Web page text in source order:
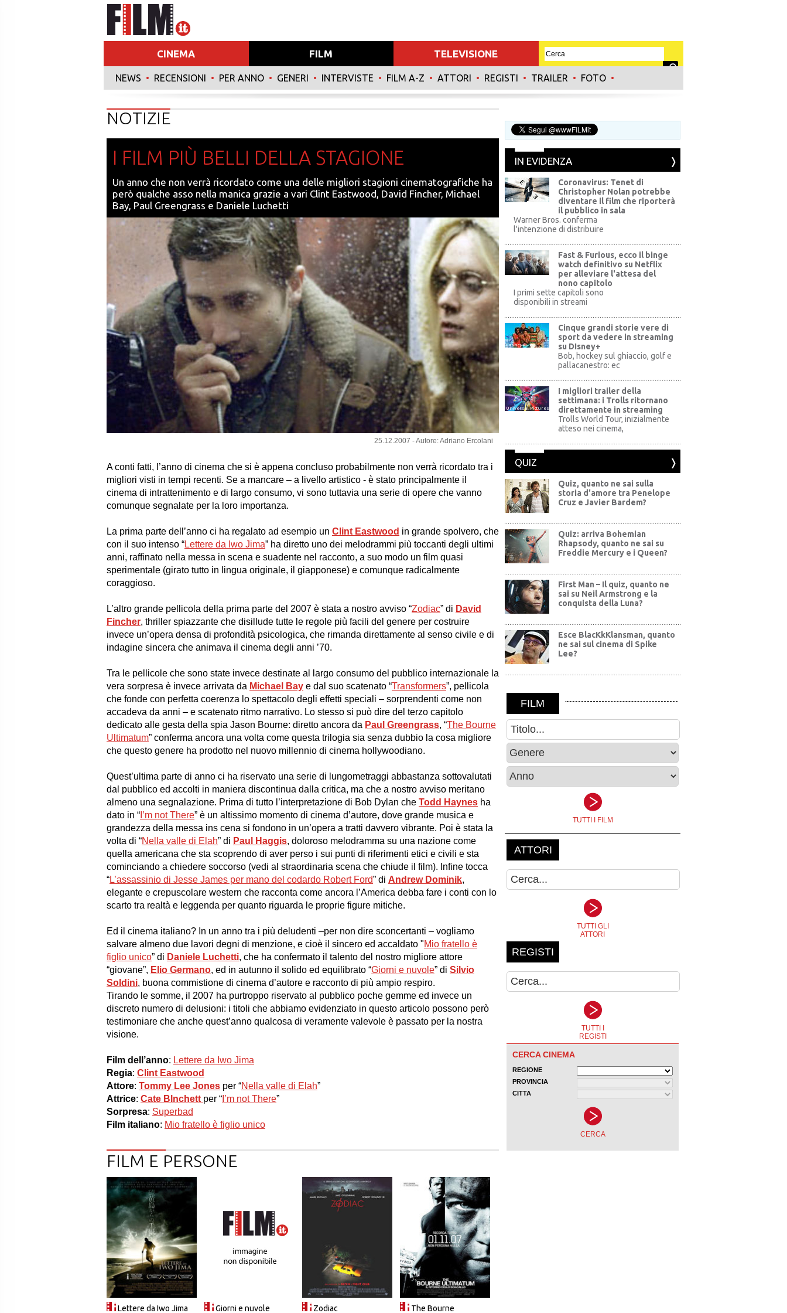
CINEMA FILM TELEVISIONE
NEWS • RECENSIONI • PER ANNO • GENERI • INTERVISTE • FILM A-Z • ATTORI • REGISTI • TRAILER • FOTO •
NOTIZIE
I FILM PIÙ BELLI DELLA STAGIONE
Un anno che non verrà ricordato come una delle migliori stagioni cinematografiche ha
però qualche asso nella manica grazie a vari Clint Eastwood, David Fincher, Michael
Bay, Paul Greengrass e Daniele Luchetti
25.12.2007 - Autore: Adriano Ercolani
A conti fatti, l’anno di cinema che si è appena concluso probabilmente non verrà ricordato tra i
migliori visti in tempi recenti. Se a mancare – a livello artistico - è stato principalmente il
cinema di intrattenimento e di largo consumo, vi sono tuttavia una serie di opere che vanno
comunque segnalate per la loro importanza.
La prima parte dell’anno ci ha regalato ad esempio un Clint Eastwood in grande spolvero, che
con il suo intenso “Lettere da Iwo Jima” ha diretto uno dei melodrammi più toccanti degli ultimi
anni, raffinato nella messa in scena e suadente nel racconto, a suo modo un film quasi
sperimentale (girato tutto in lingua originale, il giapponese) e comunque radicalmente
coraggioso.
L’altro grande pellicola della prima parte del 2007 è stata a nostro avviso “Zodiac” di David
Fincher, thriller spiazzante che disillude tutte le regole più facili del genere per costruire
invece un’opera densa di profondità psicologica, che rimanda direttamente al senso civile e di
indagine sincera che animava il cinema degli anni ’70.
Tra le pellicole che sono state invece destinate al largo consumo del pubblico internazionale la
vera sorpresa è invece arrivata da Michael Bay e dal suo scatenato “Transformers”, pellicola
che fonde con perfetta coerenza lo spettacolo degli effetti speciali – sorprendenti come non
accadeva da anni – e scatenato ritmo narrativo. Lo stesso si può dire del terzo capitolo
dedicato alle gesta della spia Jason Bourne: diretto ancora da Paul Greengrass, “The Bourne
Ultimatum” conferma ancora una volta come questa trilogia sia senza dubbio la cosa migliore
che questo genere ha prodotto nel nuovo millennio di cinema hollywoodiano.
Quest’ultima parte di anno ci ha riservato una serie di lungometraggi abbastanza sottovalutati
dal pubblico ed accolti in maniera discontinua dalla critica, ma che a nostro avviso meritano
almeno una segnalazione. Prima di tutto l’interpretazione di Bob Dylan che Todd Haynes ha
dato in “ I’m not There” è un altissimo momento di cinema d’autore, dove grande musica e
grandezza della messa ins cena si fondono in un’opera a tratti davvero vibrante. Poi è stata la
volta di “Nella valle di Elah” di Paul Haggis, doloroso melodramma su una nazione come
quella americana che sta scoprendo di aver perso i sui punti di riferimenti etici e civili e sta
cominciando a chiedere soccorso (vedi al straordinaria scena che chiude il film). Infine tocca
“L’assassinio di Jesse James per mano del codardo Robert Ford” di Andrew Dominik,
elegante e crepuscolare western che racconta come ancora l’America debba fare i conti con lo
scarto tra realtà e leggenda per quanto riguarda le proprie figure mitiche.
Ed il cinema italiano? In un anno tra i più deludenti –per non dire sconcertanti – vogliamo
salvare almeno due lavori degni di menzione, e cioè il sincero ed accaldato "Mio fratello è
figlio unico” di Daniele Luchetti, che ha confermato il talento del nostro migliore attore
“giovane”, Elio Germano, ed in autunno il solido ed equilibrato “Giorni e nuvole” di Silvio
Soldini, buona commistione di cinema d’autore e racconto di più ampio respiro.
Tirando le somme, il 2007 ha purtroppo riservato al pubblico poche gemme ed invece un
discreto numero di delusioni: i titoli che abbiamo evidenziato in questo articolo possono però
testimoniare che anche quest’anno qualcosa di veramente valevole è passato per la nostra
visione.
Film dell’anno: Lettere da Iwo Jima
Regia: Clint Eastwood
Attore: Tommy Lee Jones per “Nella valle di Elah”
Attrice: Cate Blnchett per “ I’m not There”
Sorpresa: Superbad
Film italiano: Mio fratello è figlio unico
FILM E PERSONE
Lettere da Iwo Jima Giorni e nuvole Zodiac
The Bourne
IN EVIDENZA
WB
Coronavirus: Tenet di
Christopher Nolan potrebbe
diventare il film che riporterà
il pubblico in sala
Warner Bros. conferma
l'intenzione di distribuire
Fast & Furious, ecco il binge
watch definitivo su Netflix
per alleviare l'attesa del
nono capitolo
I primi sette capitoli sono
disponibili in streami
Disney+
Cinque grandi storie vere di
sport da vedere in streaming
su DIsney+
Bob, hockey sul ghiaccio, golf e
pallacanestro: ec
Universal Pictures
I migliori trailer della
settimana: i Trolls ritornano
direttamente in streaming
Trolls World Tour, inizialmente
atteso nei cinema,
QUIZ
Quiz, quanto ne sai sulla
storia d'amore tra Penelope
Cruz e Javier Bardem?
Quiz: arriva Bohemian
Rhapsody, quanto ne sai su
Freddie Mercury e i Queen?
First Man – Il quiz, quanto ne
sai su Neil Armstrong e la
conquista della Luna?
Esce BlacKkKlansman, quanto
ne sai sul cinema di Spike
Lee?